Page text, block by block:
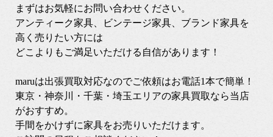
まずはお気軽にお問い合わせください。
アンティーク家具、ビンテージ家具、ブランド家具を
高く売りたい方には
どこよりもご満足いただける自信があります！
maruは出張買取対応なのでご依頼はお電話1本で簡単！
東京・神奈川・千葉・埼玉エリアの家具買取なら当店
がおすすめ。
手間をかけずに家具をお売りいただけます。